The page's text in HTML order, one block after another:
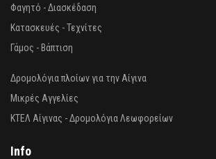
Φαγητό - Διασκέδαση
Κατασκευές - Τεχνίτες
Γάμος - Βάπτιση
Δρομολόγια πλοίων για την Αίγινα
Μικρές Αγγελίες
ΚΤΕΛ Αίγινας - Δρομολόγια Λεωφορείων
Info